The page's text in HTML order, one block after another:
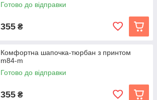
Готово до відправки
355 ₴
Комфортна шапочка-тюрбан з принтом
m84-m
Готово до відправки
355 ₴